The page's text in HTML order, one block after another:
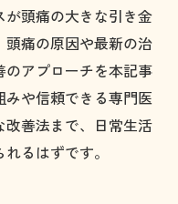
が頭痛の大きな引き金
頭痛の原因や最新の治
アプローチを本記事
や信頼できる専門医
善法まで、日常生活
るはずです。